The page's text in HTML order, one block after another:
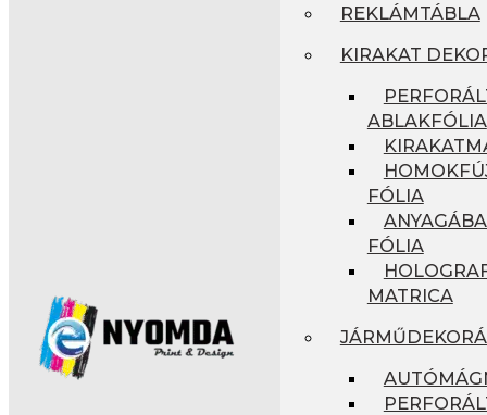
REKLÁMTÁBLA
KIRAKAT
ABLAKFÓLIA
FÓLIA
FÓLIA
MATRICA